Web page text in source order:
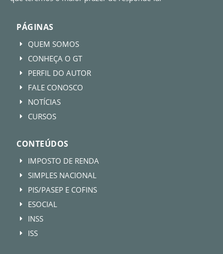
PÁGINAS
E QUEM SOMOS
E CONHEÇA O GT
E PERFIL DO AUTOR
E FALE CONOSCO
E NOTÍCIAS
E CURSOS
CONTEÚDOS
E IMPOSTO DE RENDA
E SIMPLES NACIONAL
E PIS/PASEP E COFINS
E ESOCIAL
E INSS
E ISS